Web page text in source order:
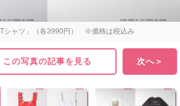
Tシャツ」（各3990円） ※価格は税込み
この写真の記事を見る 次へ＞